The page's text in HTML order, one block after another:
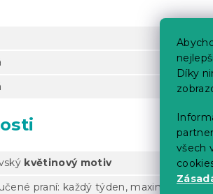
Díky
všech
květinový motiv
praní: každý týden, maximálně 1x